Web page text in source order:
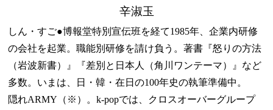
辛淑玉
しん・すご●博報堂特別宣伝班を経て1985年、企業内研修
の会社を起業。職能別研修を請け負う。著書『怒りの方法
（岩波新書）』『差別と日本人（角川ワンテーマ）』など
多数。いまは、日・韓・在日の100年史の執筆準備中。
隠れARMY（※）。k-popでは、クロスオーバーグループ